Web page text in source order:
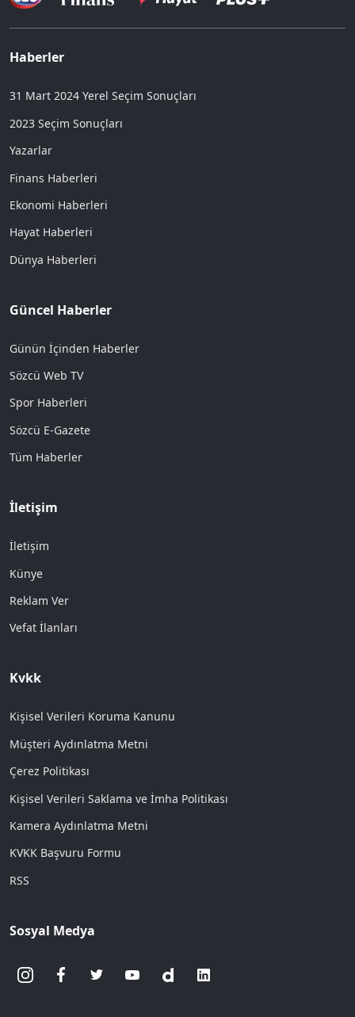
Haberler
31 Mart 2024 Yerel Seçim Sonuçları
2023 Seçim Sonuçları
Yazarlar
Finans Haberleri
Ekonomi Haberleri
Hayat Haberleri
Dünya Haberleri
Güncel Haberler
Günün İçinden Haberler
Sözcü Web TV
Spor Haberleri
Sözcü E-Gazete
Tüm Haberler
İletişim
İletişim
Künye
Reklam Ver
Vefat İlanları
Kvkk
Kişisel Verileri Koruma Kanunu
Müşteri Aydınlatma Metni
Çerez Politikası
Kişisel Verileri Saklama ve İmha Politikası
Kamera Aydınlatma Metni
KVKK Başvuru Formu
RSS
Sosyal Medya